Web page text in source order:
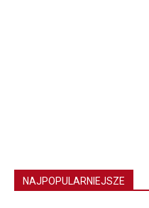
NAJPOPULARNIEJSZE